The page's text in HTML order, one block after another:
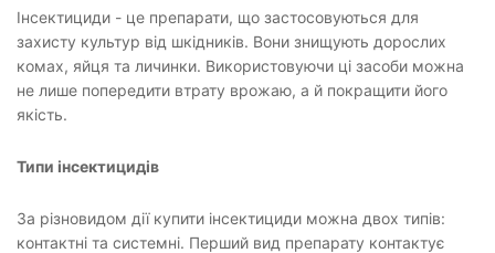
Інсектициди - це препарати, що застосовуються для
захисту культур від шкідників. Вони знищують дорослих
комах, яйця та личинки. Використовуючи ці засоби можна
не лише попередити втрату врожаю, а й покращити його
якість.
Типи інсектицидів
За різновидом дії купити інсектициди можна двох типів:
контактні та системні. Перший вид препарату контактує